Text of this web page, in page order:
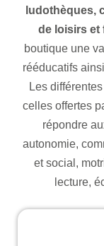
ludothèques,
de loisirs et
boutique une
rééducatifs
Les
celles offertes
répondre
autonomie,
et social,
lecture,